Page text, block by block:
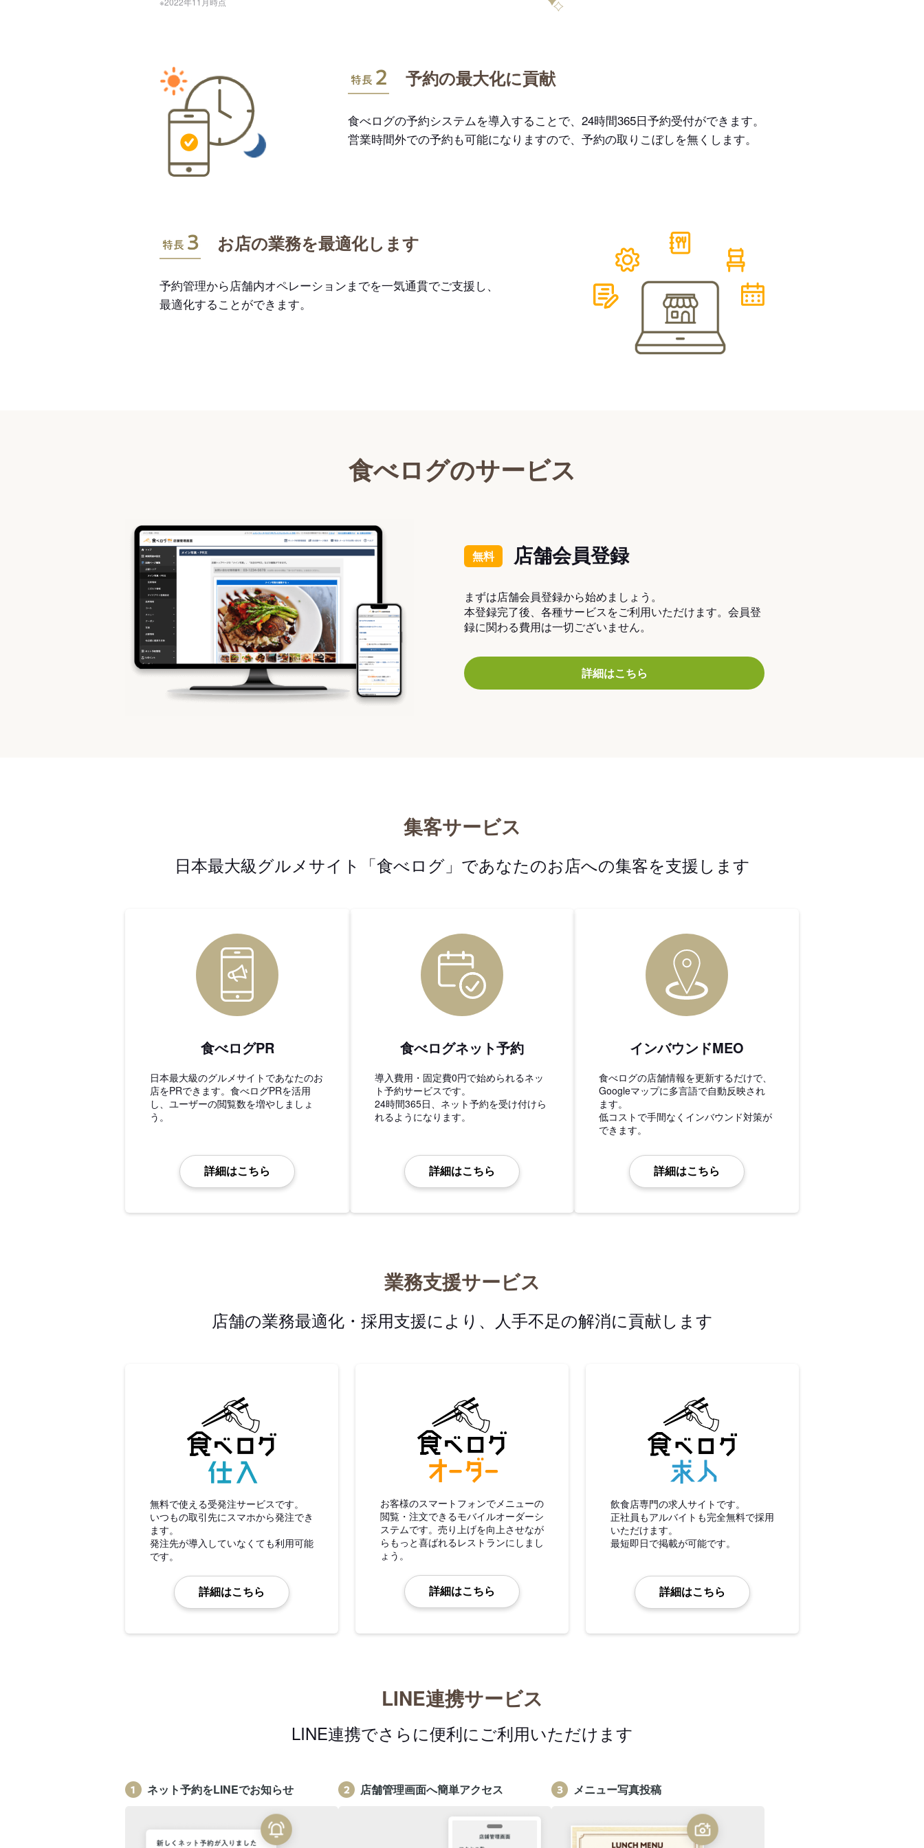
特長2
予約の最大化に貢献
食べログの予約システムを導入することで、24時間365日予約受付ができます。
営業時間外での予約も可能になりますので、予約の取りこぼしを無くします。
特長3
お店の業務を最適化します
予約管理から店舗内オペレーションまでを一気通貫でご支援し、
最適化することができます。
食べログのサービス
無料 店舗会員登録
まずは店舗会員登録から始めましょう。
本登録完了後、各種サービスをご利用いただけます。会員登
録に関わる費用は一切ございません。
詳細はこちら
集客サービス
日本最大級グルメサイト「食べログ」であなたのお店への集客を支援します
食べログPR
日本最大級のグルメサイトであなたのお
店をPRできます。食べログPRを活用
し、ユーザーの閲覧数を増やしましょ
う。
詳細はこちら
食べログネット予約
導入費用・固定費0円で始められるネッ
ト予約サービスです。
24時間365日、ネット予約を受け付けら
れるようになります。
詳細はこちら
インバウンドMEO
食べログの店舗情報を更新するだけで、
Googleマップに多言語で自動反映され
ます。
低コストで手間なくインバウンド対策が
できます。
詳細はこちら
業務支援サービス
店舗の業務最適化・採用支援により、人手不足の解消に貢献します
無料で使える受発注サービスです。
いつもの取引先にスマホから発注でき
ます。
発注先が導入していなくても利用可能
です。
詳細はこちら
お客様のスマートフォンでメニューの
閲覧・注文できるモバイルオーダーシ
ステムです。売り上げを向上させなが
らもっと喜ばれるレストランにしまし
ょう。
詳細はこちら
飲食店専門の求人サイトです。
正社員もアルバイトも完全無料で採用
いただけます。
最短即日で掲載が可能です。
詳細はこちら
LINE連携サービス
LINE連携でさらに便利にご利用いただけます
ネット予約をLINEでお知らせ 店舗管理画面へ簡単アクセス メニュー写真投稿